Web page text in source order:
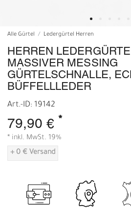
Alle Gürtel Ledergürtel Herren
HERREN
MASSIVER MESSING
GÜRTELSCHNALLE,
BÜFFELLLEDER
Art.-ID: 19142
79,90 € *
* inkl. MwSt. 19%
+ 0 € Versand